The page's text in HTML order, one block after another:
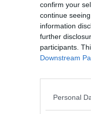
confirm your
continue
information
further
participants.
Downstream
Personal
“Pagine allegre” di
ovunque e
telefonico